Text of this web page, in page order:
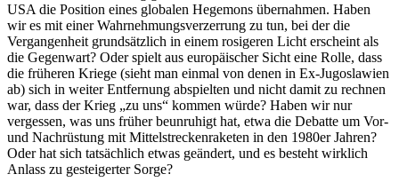
USA die Position eines globalen Hegemons übernahmen. Haben
wir es mit einer Wahrnehmungsverzerrung zu tun, bei der die
Vergangenheit grundsätzlich in einem rosigeren Licht erscheint als
die Gegenwart? Oder spielt aus europäischer Sicht eine Rolle, dass
die früheren Kriege (sieht man einmal von denen in Ex-Jugoslawien
ab) sich in weiter Entfernung abspielten und nicht damit zu rechnen
war, dass der Krieg „zu uns“ kommen würde? Haben wir nur
vergessen, was uns früher beunruhigt hat, etwa die Debatte um Vor-
und Nachrüstung mit Mittelstreckenraketen in den 1980er Jahren?
Oder hat sich tatsächlich etwas geändert, und es besteht wirklich
Anlass zu gesteigerter Sorge?